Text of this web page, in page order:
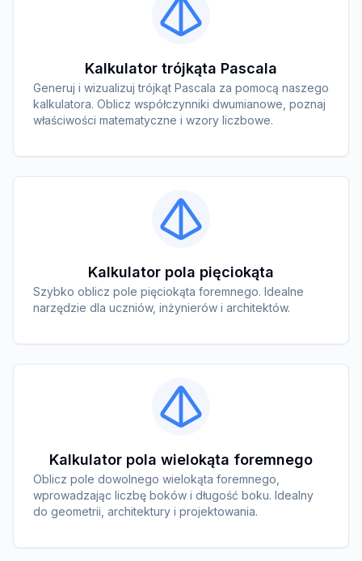
Kalkulator trójkąta Pascala
Generuj i wizualizuj trójkąt Pascala za pomocą naszego
kalkulatora. Oblicz współczynniki dwumianowe, poznaj
właściwości matematyczne i wzory liczbowe.
Kalkulator pola pięciokąta
Szybko oblicz pole pięciokąta foremnego. Idealne
narzędzie dla uczniów, inżynierów i architektów.
Kalkulator pola wielokąta foremnego
Oblicz pole dowolnego wielokąta foremnego,
wprowadzając liczbę boków i długość boku. Idealny
do geometrii, architektury i projektowania.